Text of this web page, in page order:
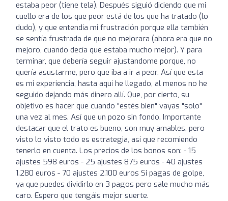
estaba peor (tiene tela). Después siguió diciendo que mi
cuello era de los que peor está de los que ha tratado (lo
dudo), y que entendía mi frustración porque ella también
se sentía frustrada de que no mejorara (ahora era que no
mejoro, cuando decía que estaba mucho mejor). Y para
terminar, que debería seguir ajustandome porque, no
quería asustarme, pero que iba a ir a peor. Así que esta
es mi experiencia, hasta aquí he llegado, al menos no he
seguido dejando más dinero allí. Que, por cierto, su
objetivo es hacer que cuando "estés bien" vayas "solo"
una vez al mes. Así que un pozo sin fondo. Importante
destacar que el trato es bueno, son muy amables, pero
visto lo visto todo es estrategia, así que recomiendo
tenerlo en cuenta. Los precios de los bonos son: - 15
ajustes 598 euros - 25 ajustes 875 euros - 40 ajustes
1.280 euros - 70 ajustes 2.100 euros Si pagas de golpe,
ya que puedes dividirlo en 3 pagos pero sale mucho más
caro. Espero que tengáis mejor suerte.